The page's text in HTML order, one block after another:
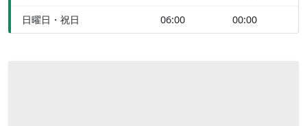
日曜日・祝日 06:00 00:00